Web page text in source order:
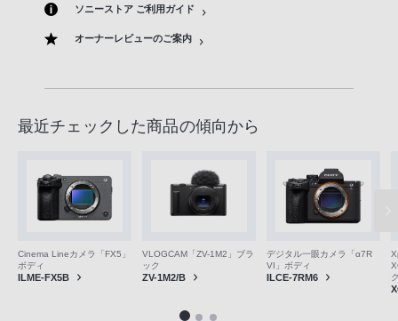
ソニーストア ご利用ガイド
オーナーレビューのご案内
最近チェックした商品の傾向から
Cinema Lineカメラ「FX5」
ボディ
ILME-FX5B
VLOGCAM「ZV-1M2」ブラ
ック
ZV-1M2/B
デジタル一眼カメラ「α7R
VI」ボディ
ILCE-7RM6